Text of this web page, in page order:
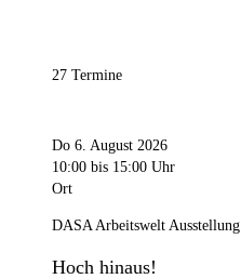
27 Termine
Do 6. August 2026
10:00 bis 15:00 Uhr
Ort
DASA Arbeitswelt Ausstellung
Hoch hinaus!